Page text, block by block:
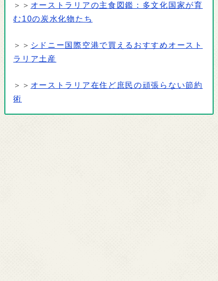
＞＞ オーストラリアの主食図鑑：多文化国家が育
む10の炭水化物たち
＞＞ シドニー国際空港で買えるおすすめオースト
ラリア土産
＞＞ オーストラリア在住ど庶民の頑張らない節約
術